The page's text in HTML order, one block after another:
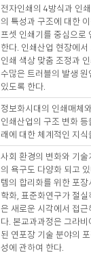
전자인쇄의 4방식과 인
의 특성과 구조에 대한
프셋 인쇄기를 중심으로
한다. 인쇄산업 현장에
인쇄 색상 맞춤 조정과
수많은 트러블의 발생
있도록 한다.
정보화시대의 인쇄매체
인쇄산업의 구조 변화
래에 대한 체계적인 지
사회 환경의 변화와 기
의 욕구도 다양화 되고
템의 합리화를 위한 포
학화, 표준화연구가 절
은 새로운 시각에서 접
다. 본교과과정은 그라
된 연포장 기술 분야의
성에 관하여 한다.